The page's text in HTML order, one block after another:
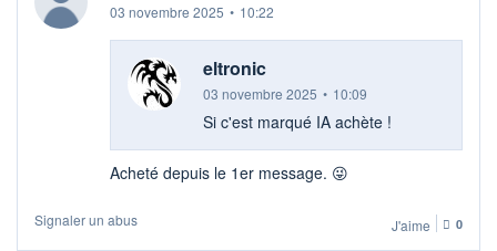
03 novembre 2025 • 10:22
eltronic
03 novembre 2025 • 10:09
Si c'est marqué IA achète !
Acheté depuis le 1er message. 😜
Signaler un abus J'aime 0